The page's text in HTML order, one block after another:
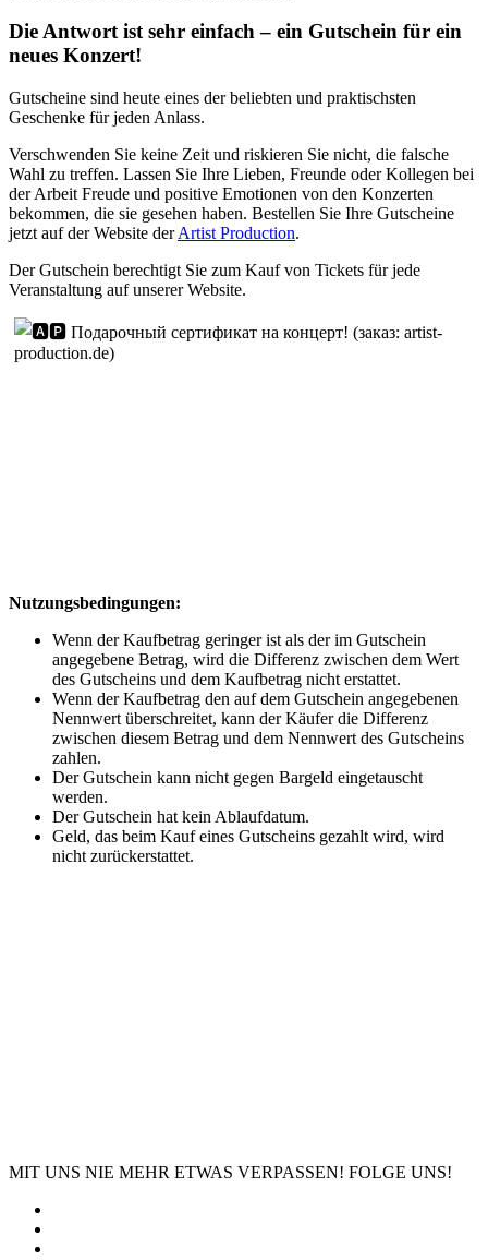
Die Antwort ist sehr einfach – ein Gutschein für ein
neues Konzert!
Gutscheine sind heute eines der beliebten und praktischsten
Geschenke für jeden Anlass.
Verschwenden Sie keine Zeit und riskieren Sie nicht, die falsche
Wahl zu treffen. Lassen Sie Ihre Lieben, Freunde oder Kollegen bei
der Arbeit Freude und positive Emotionen von den Konzerten
bekommen, die sie gesehen haben. Bestellen Sie Ihre Gutscheine
jetzt auf der Website derArtist Production.
Der Gutschein berechtigt Sie zum Kauf von Tickets für jede
Veranstaltung auf unserer Website.
Nutzungsbedingungen:
Wenn der Kaufbetrag geringer ist als der im Gutschein
angegebene Betrag, wird die Differenz zwischen dem Wert
des Gutscheins und dem Kaufbetrag nicht erstattet.
Wenn der Kaufbetrag den auf dem Gutschein angegebenen
Nennwert überschreitet, kann der Käufer die Differenz
zwischen diesem Betrag und dem Nennwert des Gutscheins
zahlen.
Der Gutschein kann nicht gegen Bargeld eingetauscht
werden.
Der Gutschein hat kein Ablaufdatum.
Geld, das beim Kauf eines Gutscheins gezahlt wird, wird
nicht zurückerstattet.
MIT UNS NIE MEHR ETWAS VERPASSEN! FOLGE UNS!